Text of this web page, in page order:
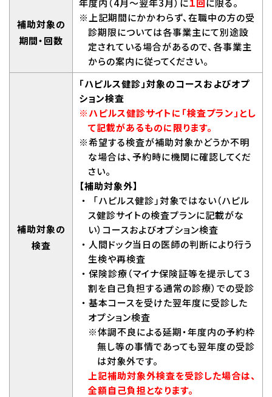
補助対象の
期間・回数
年度内（4月～翌年3月）に１回 に限る。
※上記期間にかかわらず、在職中の方の受
診期限については各事業主にて別途設
定されている場合があるので、各事業主
からの案内に従ってください。
補助対象の
検査
「ハピルス健診」対象のコースおよびオプ
ション検査
※ハピルス健診サイトに「検査プラン」とし
て記載があるものに限ります。
※希望する検査が補助対象かどうか不明
な場合は、予約時に機関に確認してくだ
さい。
【補助対象外】
・「ハピルス健診」対象ではない（ハピル
ス健診サイトの検査プランに記載がな
い）コースおよびオプション検査
・人間ドック当日の医師の判断により行う
生検や再検査
・保険診療（マイナ保険証等を提示して３
割を自己負担する通常の診療）での受診
・基本コースを受けた翌年度に受診した
オプション検査
※体調不良による延期・年度内の予約枠
無し等の事情であっても翌年度の受診
は対象外です。
上記補助対象外検査を受診した場合は、
全額自己負担となります。